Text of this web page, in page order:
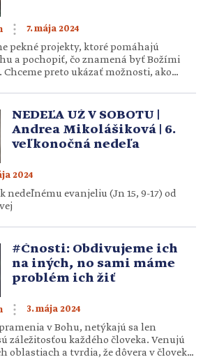
7. mája 2024
pekné projekty, ktoré pomáhajú
a pochopiť, čo znamená byť Božími
preto ukázať možnosti, ako
pre Slovensko. Text je súčasťou
vám prinášame rôzne pohľady
nebeským Otcom. […]
NEDEĽA UŽ V SOBOTU |
Andrea Mikolášiková | 6.
veľkonočná nedeľa
2024
nedeľnému evanjeliu (Jn 15, 9-17) od
#Čnosti: Obdivujeme ich
na iných, no sami máme
problém ich žiť
3. mája 2024
v Bohu, netýkajú sa len
záležitosťou každého človeka. Venujú
oblastiach a tvrdia, že dôvera v človeka